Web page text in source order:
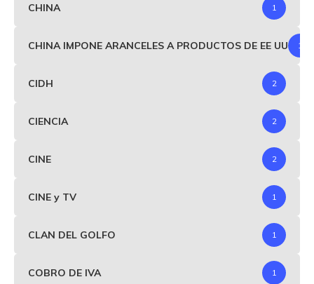
CHINA 1
CHINA IMPONE ARANCELES A PRODUCTOS DE EE UU 1
CIDH 2
CIENCIA 2
CINE 2
CINE y TV 1
CLAN DEL GOLFO 1
COBRO DE IVA 1